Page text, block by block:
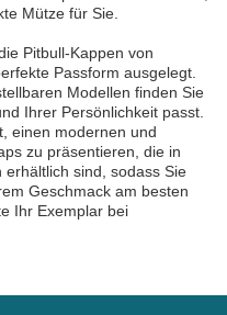
Mütze für Sie.
Pitbull-Kappen von
Passform ausgelegt.
Modellen finden Sie
Ihrer Persönlichkeit passt.
einen modernen und
zu präsentieren, die in
sind, sodass Sie
Geschmack am besten
Ihr Exemplar bei